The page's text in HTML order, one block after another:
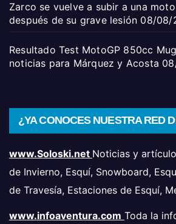
Zarco se vuelve a subir a una
después de su grave lesión 08/08/
Resultado Test MotoGP 850cc
noticias para Márquez y Acosta
¿YA CONOCES NUESTRA RED
www.Soloski.net Noticias y
de Invierno, Esquí, Snowboard,
de Travesía, Estaciones de Esquí,
www.infoaventura.com Toda la